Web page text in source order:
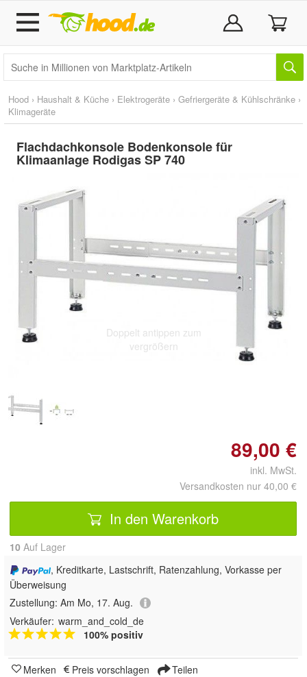
Hood › Haushalt & Küche › Elektrogeräte › Gefriergeräte & Kühlschränke ›
Klimageräte
Flachdachkonsole Bodenkonsole für
Klimaanlage Rodigas SP 740
Doppelt antippen zum
vergrößern
89,00 €
inkl. MwSt.
Versandkosten nur 40,00 €
In den Warenkorb
10 Auf Lager
, Kreditkarte, Lastschrift, Ratenzahlung, Vorkasse per
Überweisung
Zustellung: Am Mo, 17. Aug.
Verkäufer: warm_and_cold_de
100% positiv
Merken Preis vorschlagen Teilen